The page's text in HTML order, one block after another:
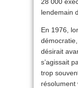
lendemain
En 1976,
désirait
s’agissait
trop
résolument